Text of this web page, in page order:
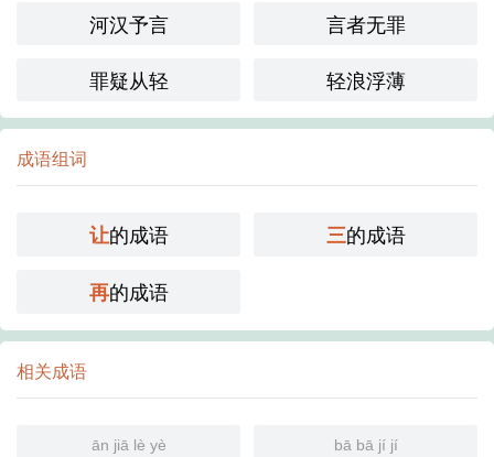
河汉予言
言者无罪
罪疑从轻
轻浪浮薄
成语组词
让的成语 三的成语
再的成语
相关成语
ān jiā lè yè bā bā jí jí